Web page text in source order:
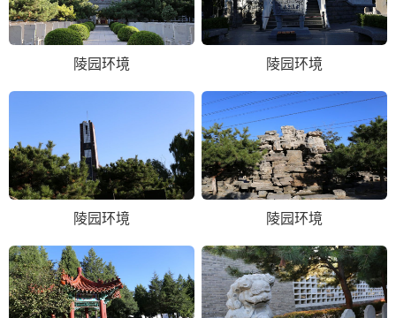
陵园环境 陵园环境
陵园环境 陵园环境